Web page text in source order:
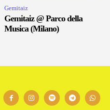
Gemitaiz
Gemitaiz @ Parco della
Musica (Milano)